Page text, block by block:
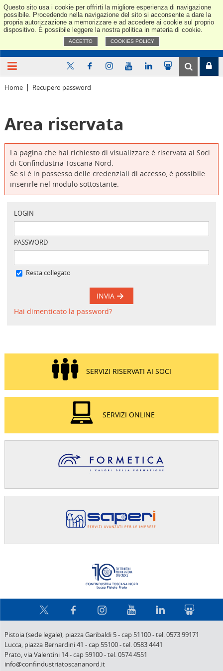
Questo sito usa i cookie per offrirti la migliore esperienza di navigazione
possibile. Procedendo nella navigazione del sito si acconsente a dare la
propria autorizzazione a memorizzare e ad accedere ai cookie sul proprio
dispositivo. È possibile leggere la nostra politica in materia di cookie.
ACCETTO COOKIES POLICY
Home Recupero password
Area riservata
La pagina che hai richiesto di visualizzare è riservata ai Soci
di Confindustria Toscana Nord.
Se si è in possesso delle credenziali di accesso, è possibile
inserirle nel modulo sottostante.
LOGIN
PASSWORD
Resta collegato
INVIA
Hai dimenticato la password?
SERVIZI RISERVATI AI SOCI
SERVIZI ONLINE
Pistoia (sede legale), piazza Garibaldi 5-cap 51100-tel. 0573 99171
Lucca, piazza Bernardini 41 -cap 55100-tel. 0583 4441
Prato,via Valentini 14-cap 59100-tel. 0574 4551
info@confindustriatoscananord.it